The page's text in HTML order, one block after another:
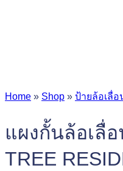
Home » Shop » ป้ายล้อเลื่
แผงกั้นล้อเลื่อ
TREE